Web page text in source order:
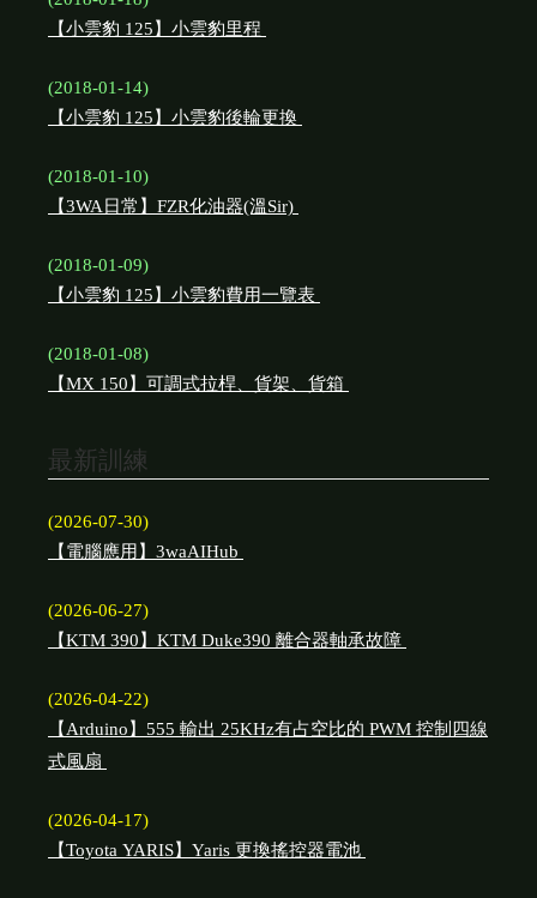
【小雲豹 125】小雲豹里程
(2018-01-14)
【小雲豹 125】小雲豹後輪更換
(2018-01-10)
【3WA日常】FZR化油器(溫Sir)
(2018-01-09)
【小雲豹 125】小雲豹費用一覽表
(2018-01-08)
【MX 150】可調式拉桿、貨架、貨箱
最新訓練
(2026-07-30)
【電腦應用】3waAIHub
(2026-06-27)
【KTM 390】KTM Duke390 離合器軸承故障
(2026-04-22)
【Arduino】555 輸出 25KHz有占空比的 PWM 控制四線
式風扇
(2026-04-17)
【Toyota YARIS】Yaris 更換搖控器電池